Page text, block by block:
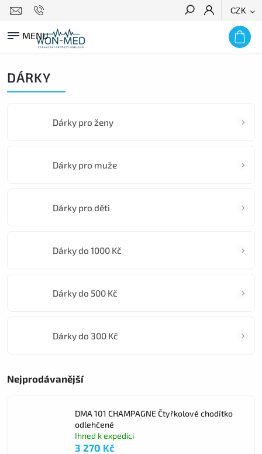
CZK
HLEDAT
DÁRKY
Dárky pro ženy
Dárky pro muže
Dárky pro děti
Dárky do 1000 Kč
Dárky do 500 Kč
Dárky do 300 Kč
Nejprodávanější
DMA 101 CHAMPAGNE Čtyřkolové chodítko
odlehčené
Ihned k expedici
3 270 Kč